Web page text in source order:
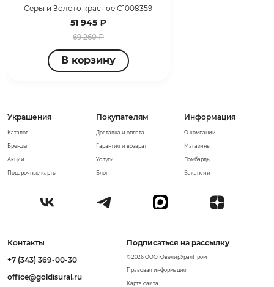
Серьги Золото красное С1008359
51 945 ₽
69 260 ₽
В корзину
Информация
О компании
Магазины
Ломбарды
Вакансии
Украшения
Каталог
Бренды
Акции
Подарочные карты
Покупателям
Доставка и оплата
Гарантия и возврат
Услуги
Блог
Контакты
+7 (343) 369-00-30
office@goldisural.ru
Подписаться на рассылку
© 2026 ООО ЮвелирУралПром
Правовая информация
Карта сайта